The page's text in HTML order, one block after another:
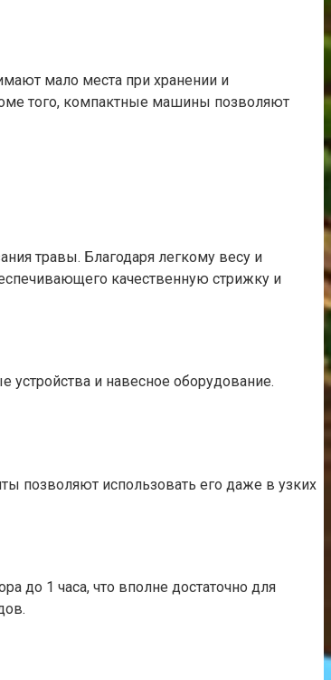
мало места при хранении и
того, компактные машины позволяют
травы. Благодаря легкому весу и
качественную стрижку и
устройства и навесное оборудование.
позволяют использовать его даже в узких
до 1 часа, что вполне достаточно для